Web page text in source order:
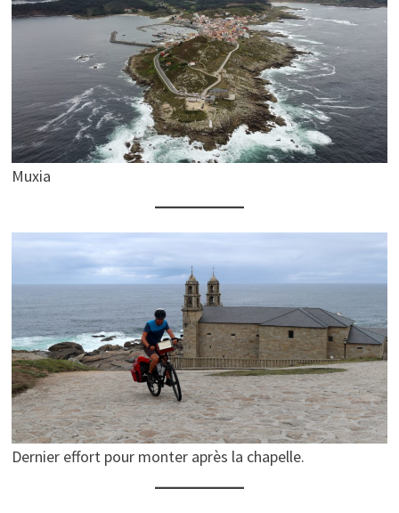
Muxia
Dernier effort pour monter après la chapelle.